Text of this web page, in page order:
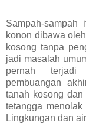
Sampah-
konon dibawa
kosong tanpa
jadi masalah
pernah terjadi
pembuangan
tanah kosong
tetangga
Lingkungan dan